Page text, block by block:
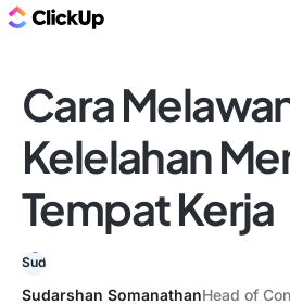
Cara
Kelelahan
Tempat Kerja
Sudarshan SomanathanHead of